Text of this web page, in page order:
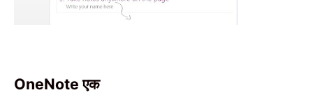
OneNoteएक